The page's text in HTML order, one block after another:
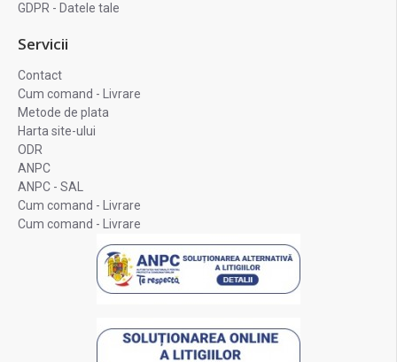
GDPR - Datele tale
Servicii
Contact
Cum comand - Livrare
Metode de plata
Harta site-ului
ODR
ANPC
ANPC - SAL
Cum comand - Livrare
Cum comand - Livrare